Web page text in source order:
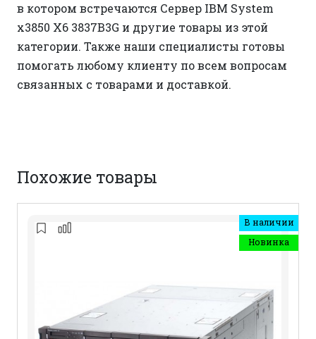
в котором встречаются Сервер IBM System
x3850 X6 3837B3G и другие товары из этой
категории. Также наши специалисты готовы
помогать любому клиенту по всем вопросам
связанных с товарами и доставкой.
Похожие товары
В наличии
Новинка